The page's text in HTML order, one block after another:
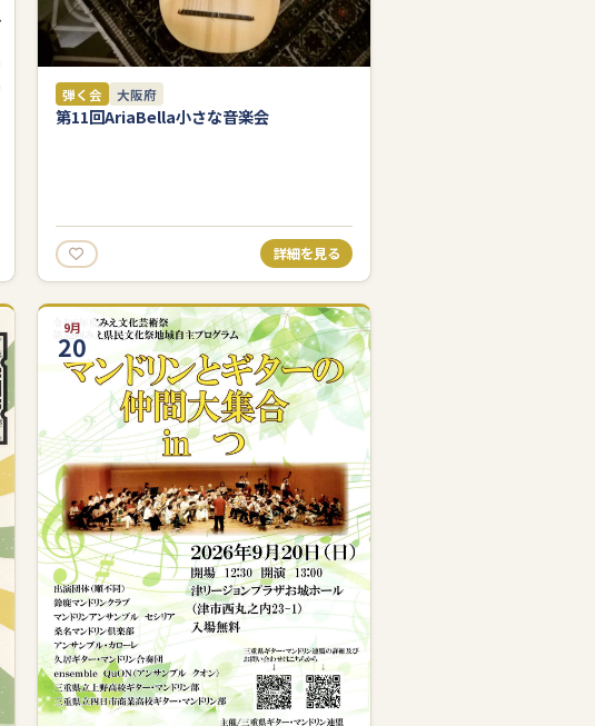
弾く会 大阪府
第11回AriaBella小さな音楽会
詳細を見る
9月
20